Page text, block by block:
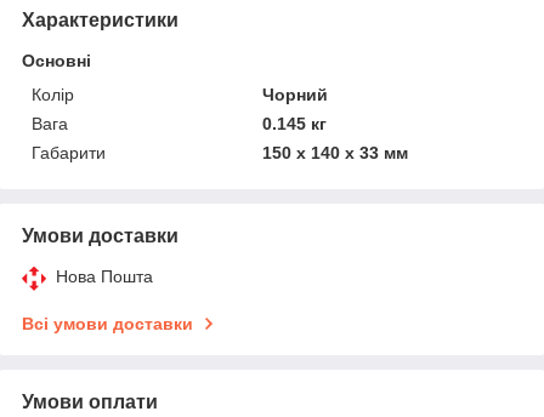
Характеристики
Основні
Колір
Чорний
Вага
0.145 кг
Габарити
150 х 140 х 33 мм
Умови доставки
Нова Пошта
Всі умови доставки
Умови оплати